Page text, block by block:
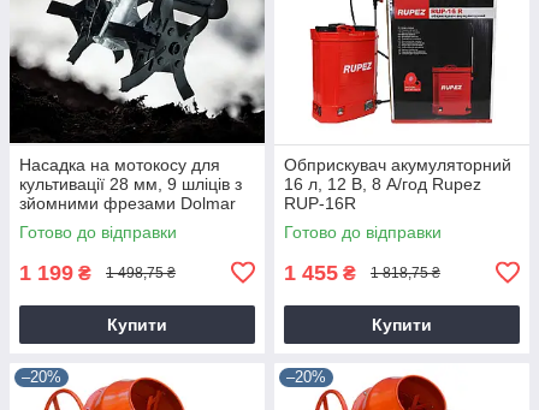
Насадка на мотокосу для
культивації 28 мм, 9 шліців з
зйомними фрезами Dolmar
9T28
Готово до відправки
1 199 ₴ 1 498,75 ₴
Купити
Обприскувач акумуляторний
16 л, 12 В, 8 А/год Rupez
RUP-16R
Готово до відправки
1 455 ₴ 1 818,75 ₴
Купити
–20% –20%